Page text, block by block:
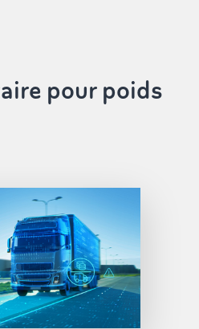
pour poids